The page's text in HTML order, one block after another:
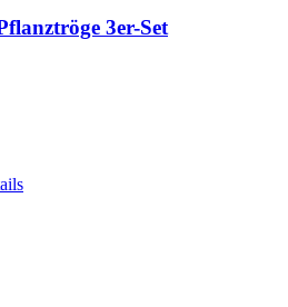
3er-Set